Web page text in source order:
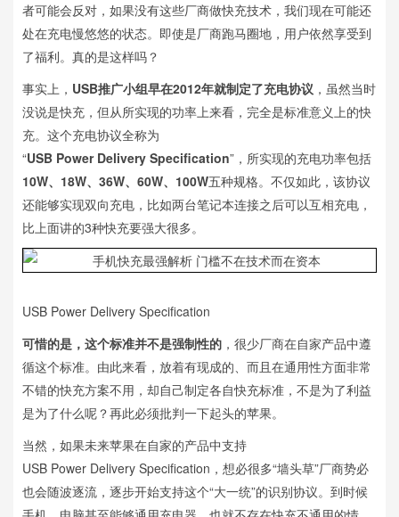
者可能会反对，如果没有这些厂商做快充技术，我们现在可能还
处在充电慢悠悠的状态。即使是厂商跑马圈地，用户依然享受到
了福利。真的是这样吗？
事实上， USB推广小组早在2012年就制定了充电协议 ，虽然当时
没说是快充，但从所实现的功率上来看，完全是标准意义上的快
充。这个充电协议全称为
“USB Power Delivery Specification”，所实现的充电功率包括
10W、18W、36W、60W、100W五种规格。不仅如此，该协议
还能够实现双向充电，比如两台笔记本连接之后可以互相充电，
比上面讲的3种快充要强大很多。
USB Power Delivery Specification
可惜的是，这个标准并不是强制性的 ，很少厂商在自家产品中遵
循这个标准。由此来看，放着有现成的、而且在通用性方面非常
不错的快充方案不用，却自己制定各自快充标准，不是为了利益
是为了什么呢？再此必须批判一下起头的苹果。
当然，如果未来苹果在自家的产品中支持
USB Power Delivery Specification，想必很多“墙头草”厂商势必
也会随波逐流，逐步开始支持这个“大一统”的识别协议。到时候